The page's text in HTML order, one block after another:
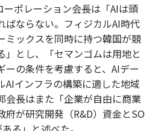
ーポレーション会長は「AIは頭
ばならない。フィジカルAI時代
ミックスを同時に持つ韓国が競
」とし、「セマンゴムは用地と
ーの条件を考慮すると、AIデー
AIインフラの構築に適した地域
会長はまた「企業が自由に商業
府が研究開発（R&D）資金とSO